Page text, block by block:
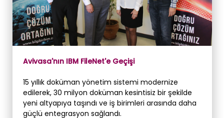
Avivasa'nın IBM FileNet'e Geçişi
15 yıllık doküman yönetim sistemi modernize
edilerek, 30 milyon doküman kesintisiz bir şekilde
yeni altyapıya taşındı ve iş birimleri arasında daha
güçlü entegrasyon sağlandı.